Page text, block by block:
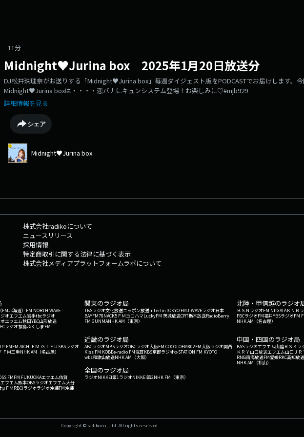
11分
Midnight♥Jurina box 2025年1月20日放送分
DJ松井珠理奈がお送りする「Midnight♥Jurina box」毎週ダイジェスト版をPODCASTでお届けします。
Midnight♥Jurina boxは・・・・恋バナにキュンシステム登場！お楽しみに♡#mjb929
詳細情報を見る
シェア
Midnight♥Jurina box
株式会社radikoについて
ニュースリリース
採用情報
特定商取引に関する法律に基づく表示
株式会社メディアプラットフォームラボについて
北海道） FM NORTH WAVE
オエフエム岩手tbcラジオ
エフエム秋田YBC山形放送
ラジオ福島ふくしまFM
関東のラジオ局
TBSラジオ文化放送ニッポン放送interfmTOKYO FMJ-WAVEラジオ日本
BAYFM78NACK5 ＦＭヨコハマLuckyFM 茨城放送CRT栃木放送RadioBerry
FM GUNMANHK AM（東京）
北陸・甲信越のラジオ
ＢＳＮラジオFM NIIGATAＫＮＢ
FBCラジオFM福井YBSラジオFM
NHK AM（名古屋）
FMFM AICHI ＦＭ ＧＩＦＵ SBSラジオ
ＦＭ三重NHK AM（名古屋）
近畿のラジオ局
ABCラジオMBSラジオOBCラジオ大阪FM COCOLOFM802FM大阪ラジオ関西
Kiss FM KOBEe-radio FM滋賀KBS京都ラジオα-STATION FM KYOTO
wbs和歌山放送NHK AM（大阪）
中国・四国のラジオ局
BSSラジオエフエム山陰ＲＳＫラ
ＫＲＹ山口放送エフエム山口 Ｊ
RNB南海放送FM愛媛RKC高知放送
NHK AM（松山）
FMFM FUKUOKAエフエム佐賀
フエム熊本OBSラジオエフエム大分
μＦＭRBCiラジオラジオ沖縄FM沖縄
全国のラジオ局
ラジオNIKKEI第1ラジオNIKKEI第2NHK FM（東京）
Copyright © radiko co., Ltd. All rights reserved